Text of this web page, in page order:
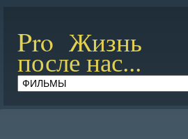
Pro Жизнь
после нас...